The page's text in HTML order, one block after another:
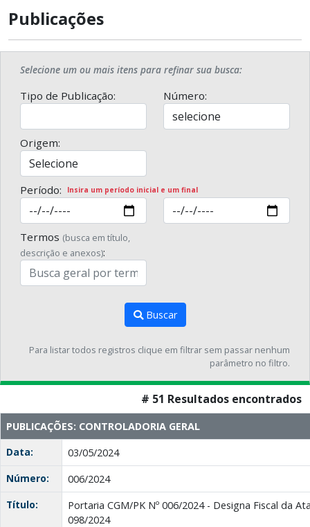
Publicações
Selecione um ou mais itens para refinar sua busca:
Tipo de Publicação: Número:
Origem:
Período: Insira um período inicial e um final
Termos (busca em título,
descrição e anexos):
Buscar
Para listar todos registros clique em filtrar sem passar nenhum
parâmetro no filtro.
# 51 Resultados encontrados
PUBLICAÇÕES: CONTROLADORIA GERAL
Data:
03/05/2024
Número:
006/2024
Título:
Portaria CGM/PK Nº 006/2024 - Designa Fiscal da
098/2024